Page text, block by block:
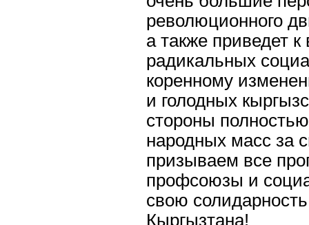
революционного
а также приведет
радикальных
коренному
и голодных
стороны
народных масс за
призываем все
профсоюзы и
свою
Кыргызтана!